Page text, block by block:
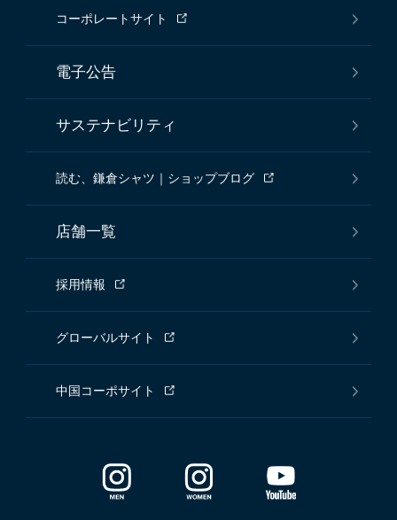
コーポレートサイト
電子公告
サステナビリティ
読む、鎌倉シャツ｜ショップブログ
店舗一覧
採用情報
グローバルサイト
中国コーポサイト